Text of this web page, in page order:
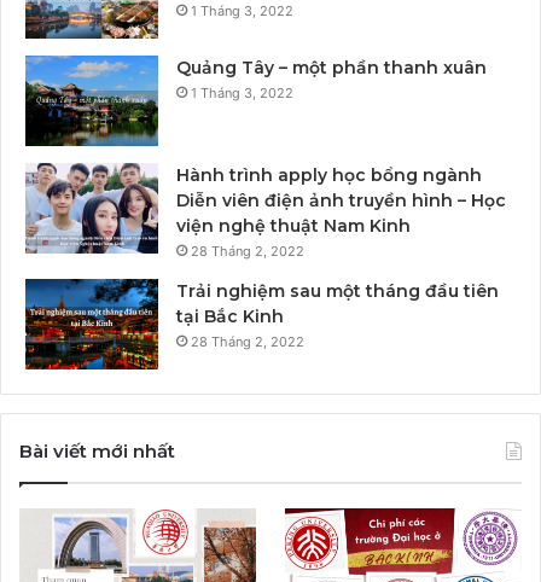
1 Tháng 3, 2022
Quảng Tây – một phần thanh xuân
1 Tháng 3, 2022
Hành trình apply học bổng ngành
Diễn viên điện ảnh truyền hình – Học
viện nghệ thuật Nam Kinh
28 Tháng 2, 2022
Trải nghiệm sau một tháng đầu tiên
tại Bắc Kinh
28 Tháng 2, 2022
Bài viết mới nhất